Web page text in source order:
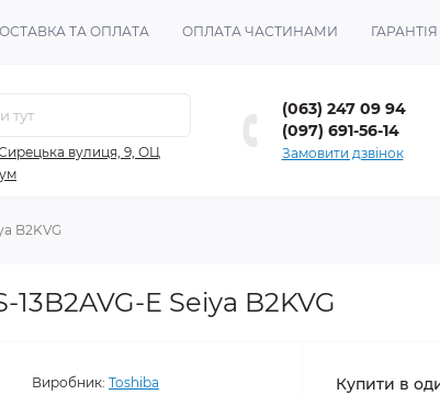
ТА ОПЛАТА ОПЛАТА ЧАСТИНАМИ ГАРАНТІЯ
Сирецька вулиця, 9, ОЦ
(063) 247 09 94
(097) 691-56-14
Замовити дзвінок
B2KVG
E Seiya B2KVG
Виробник: Toshiba
Купити в